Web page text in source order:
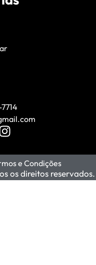
e Condições
os direitos reservados.